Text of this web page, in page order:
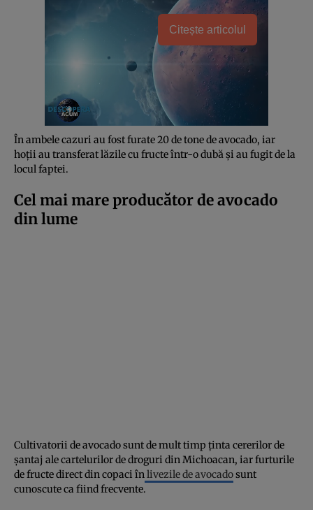
Citește articolul
În ambele cazuri au fost furate 20 de tone de avocado, iar
hoții au transferat lăzile cu fructe într-o dubă și au fugit de la
locul faptei.
Cel mai mare producător de avocado
din lume
Cultivatorii de avocado sunt de mult timp ținta cererilor de
șantaj ale cartelurilor de droguri din Michoacan, iar furturile
de fructe direct din copaci înlivezile de avocadosunt
cunoscute ca fiind frecvente.